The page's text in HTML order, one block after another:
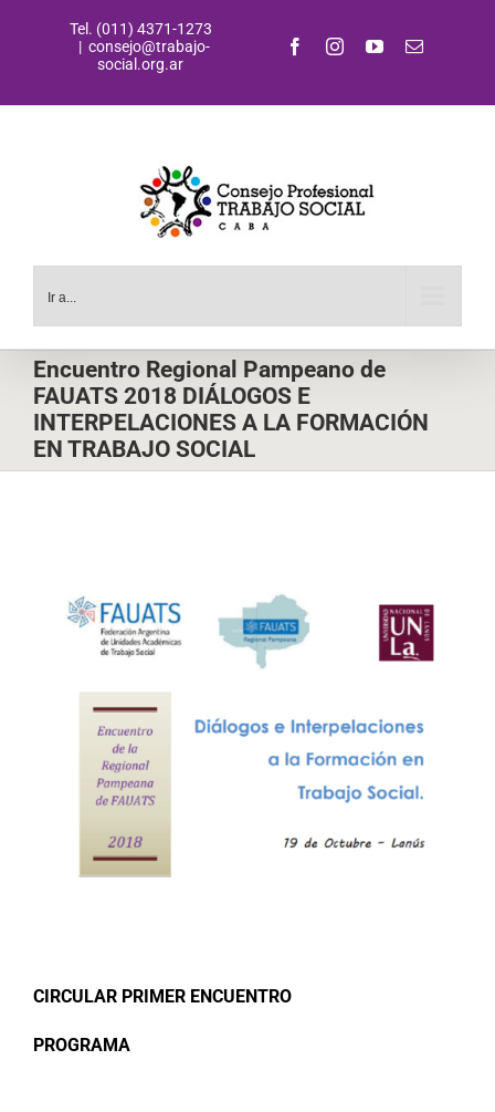
Tel. (011) 4371-1273
| consejo@trabajo-
social.org.ar
FacebookInstagramYouTubeCorreo
Ir a...
Encuentro Regional Pampeano de
FAUATS 2018 DIÁLOGOS E
INTERPELACIONES A LA FORMACIÓN
EN TRABAJO SOCIAL
CIRCULAR PRIMER ENCUENTRO
PROGRAMA